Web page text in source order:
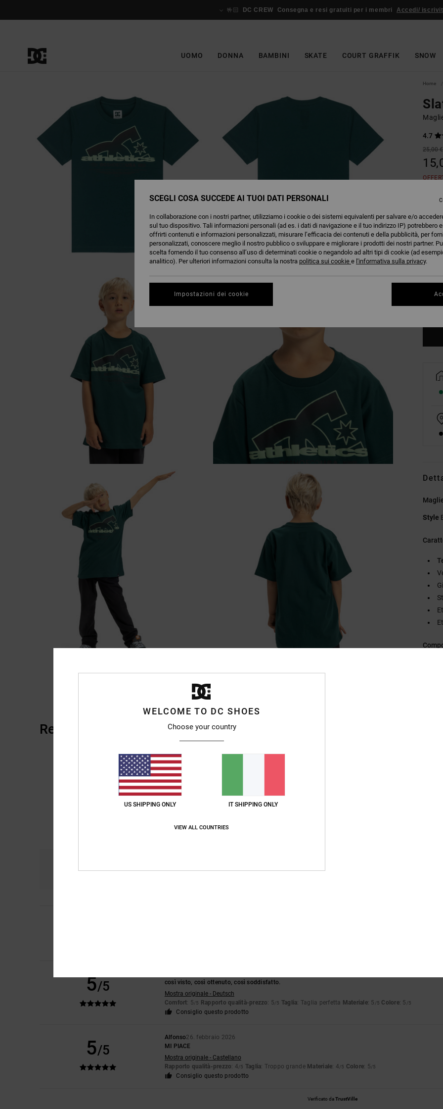
🤟🏻 DC CREW Consegna e resi gratuiti per i membri Accedi/
UOMO DONNA BAMBINI SKATE COURT GRAFFIK SNOW
Home
4.7
25,00 €
8/
Style
Recensioni dei clienti
5.0
4.7
5/5
così visto, così ottenuto, così soddisfatto.
Mostra originale - Deutsch
Comfort: 5/5 Rapporto qualità-prezzo: 5/5 Taglia: Taglia perfetta Materiale: 5 /5 Colore: 5 /5
Consiglio questo prodotto
5/5
Alfonso26. febbraio 2026
MI PIACE
Mostra originale - Castellano
Rapporto qualità-prezzo: 4/5 Taglia: Troppo grande Materiale: 4/5 Colore: 5/5
Consiglio questo prodotto
Verificato daTrustVille
WELCOME TO DC SHOES
Choose your country
US SHIPPING ONLY IT SHIPPING ONLY
VIEW ALL COUNTRIES
SCEGLI COSA SUCCEDE AI TUOI DATI PERSONALI
In collaborazione con i nostri partner, utilizziamo i cookie o dei sistemi equivalenti per salvare e/o
sul tuo dispositivo. Tali informazioni personali (ad es. i dati di navigazione e il tuo indirizzo IP) potrebbero
offrirti contenuti e informazioni personalizzati, misurare l’efficacia dei contenuti e della pubblicità, per
personalizzati, conoscere meglio il nostro pubblico o sviluppare e migliorare i prodotti dei nostri partner.
scelta fornendo il tuo consenso all’uso di determinati cookie o negandolo ad altri tipi di cookie (ad
analitico). Per ulteriori informazioni consulta la nostra politica sui cookie e l'informativa sulla privacy.
Impostazioni dei cookie